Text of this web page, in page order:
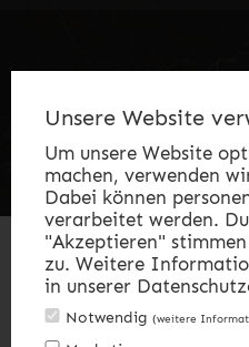
Zimmer & Suiten .
Tagungen.
Unsere Website
Um unsere Website
machen, verwenden
Dabei können
verarbeitet werden.
"Akzeptieren"
zu. Weitere
in unserer
Notwendig (weitere